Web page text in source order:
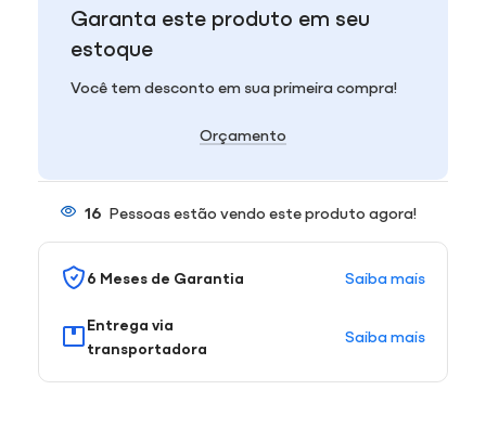
Garanta este produto em seu
estoque
Você tem desconto em sua primeira compra!
Orçamento
16 Pessoas estão vendo este produto agora!
6 Meses de Garantia Saiba mais
Entrega via
transportadora
Saiba mais